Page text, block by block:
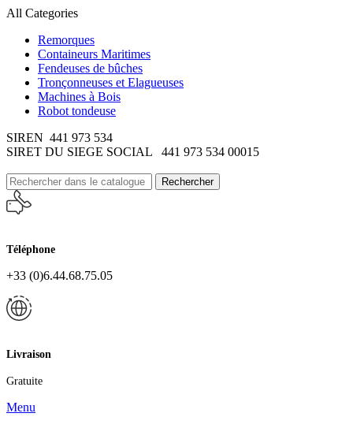
All Categories
Remorques
Containeurs Maritimes
Fendeuses de bûches
Tronçonneuses et Elagueuses
Machines à Bois
Robot tondeuse
SIREN 441 973 534
SIRET DU SIEGE SOCIAL 441 973 534 00015
Rechercher
Téléphone
+33 (0)6.44.68.75.05
Livraison
Gratuite
Menu